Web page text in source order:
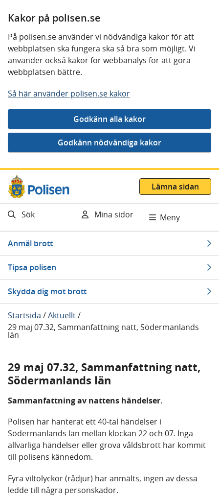
Kakor på polisen.se
På polisen.se använder vi nödvändiga kakor för att
webbplatsen ska fungera ska så bra som möjligt. Vi
använder också kakor för webbanalys för att göra
webbplatsen bättre.
Så här använder polisen.se kakor
Gå direkt till innehåll
Lämna sidan
Sök Mina sidor Meny
Anmäl brott
Tipsa polisen
Skydda dig mot brott
Startsida /Aktuellt/
29 maj 07.32, Sammanfattning natt, Södermanlands
län
29 maj 07.32, Sammanfattning natt,
Södermanlands län
Sammanfattning av nattens händelser.
Polisen har hanterat ett 40-tal händelser i
Södermanlands län mellan klockan 22 och 07. Inga
allvarliga händelser eller grova våldsbrott har kommit
till polisens kännedom.
Fyra viltolyckor (rådjur) har anmälts, ingen av dessa
ledde till några personskador.